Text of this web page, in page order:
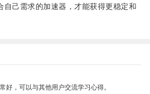
己需求的加速器，才能获得更稳定和
好，可以与其他用户交流学习心得。